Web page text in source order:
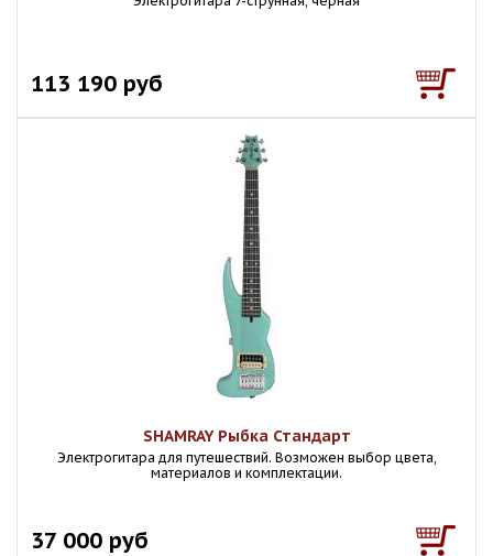
113 190 руб
SHAMRAY Рыбка Стандарт
Электрогитара для путешествий. Возможен выбор цвета,
материалов и комплектации.
37 000 руб